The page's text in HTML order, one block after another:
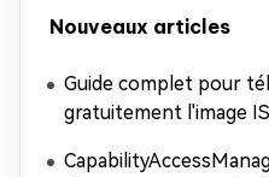
Nouveaux articles
Guide complet pour
gratuitement l'image